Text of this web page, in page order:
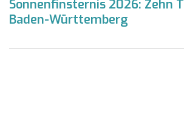
Sonnenfinsternis 2026: Zehn
Baden-Württemberg